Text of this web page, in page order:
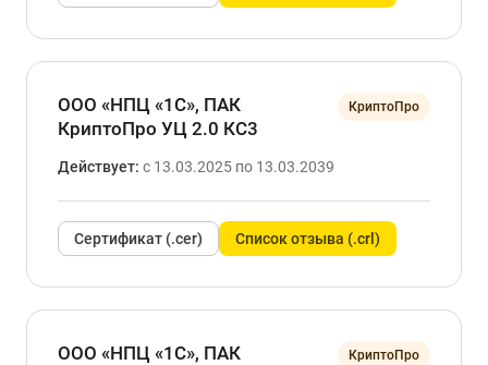
ООО «НПЦ «1С», ПАК
КриптоПро УЦ 2.0 КС3
КриптоПро
Действует: с 13.03.2025 по 13.03.2039
Сертификат (.cer) Список отзыва (.crl)
ООО «НПЦ «1С», ПАК
КриптоПро